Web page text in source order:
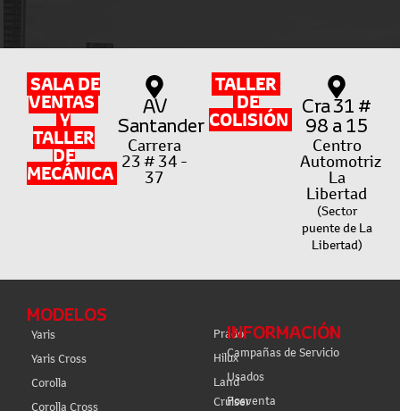
SALA DE
VENTAS
Y
TALLER
DE
MECÁNICA
AV
Santander
Carrera
23 # 34 -
37
TALLER
DE
COLISIÓN
Cra 31 #
98 a 15
Centro
Automotriz
La
Libertad
(Sector
puente de La
Libertad)
MODELOS
Yaris
Yaris Cross
Corolla
Corolla Cross
Prado
Hilux
Land
Cruiser
INFORMACIÓN
Campañas de Servicio
Usados
Posventa